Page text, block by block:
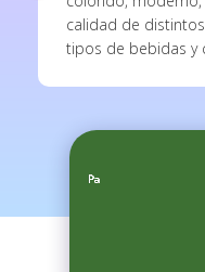
calidad de distintos
tipos de bebidas y